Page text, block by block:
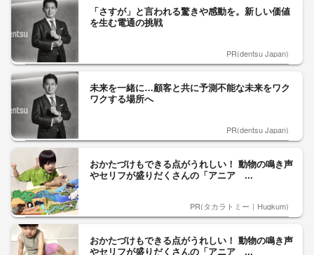
「さすが」と言われる驚きや感動を。新しい価値
を生む電通の挑戦
PR(dentsu Japan)
未来を一緒に…顧客と共に予測不能な未来をワク
ワクする場所へ
PR(dentsu Japan)
おかたづけもできる点がうれしい！ 動物の鳴き声
やセリフが盛りだくさんの「アニア ...
PR(タカラトミー｜Hugkum)
おかたづけもできる点がうれしい！ 動物の鳴き声
やセリフが盛りだくさんの「アニア ...